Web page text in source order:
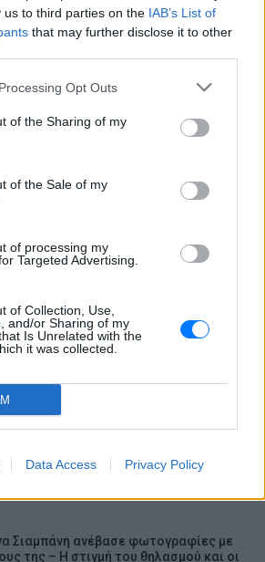
us to third parties on the IAB’s List of
that may further disclose it to other
Opt Outs
of the Sharing of my
of the Sale of my
of processing my
Targeted Advertising.
of Collection, Use,
and/or Sharing of my
Is Unrelated with the
it was collected.
Data Access Privacy Policy
τον Λιονέλ Μέσι: Πέθανε ο πατέρας
για επιστράτευση - Τι είναι το
κόλπο των κλεφτών
πήγε κομμωτήριο πρώτη φορά
4 χρόνια – Η απίθανη μεταμόρφωσή
viral
στη Μύκονο για τη Βάλια
- οι φωτογραφίες με μαγιό
για τον Ιβάν Σβιτάιλο στην Κέρκυρα:
πιο δυνατός»
Τσιτσιπάς: Αγκαλιά με τη σύντροφό
Σιαμπάνη ανέβασε φωτογραφίες με
της – Η στιγμή του θηλασμού και οι